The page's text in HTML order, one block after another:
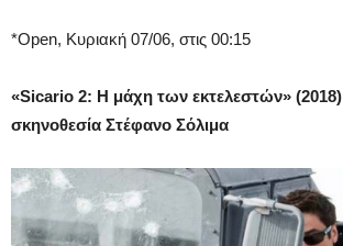
*Open, Κυριακή 07/06, στις 00:15
«Sicario 2: Η μάχη των εκτελεστών» (2018)
σκηνοθεσία Στέφανο Σόλιμα